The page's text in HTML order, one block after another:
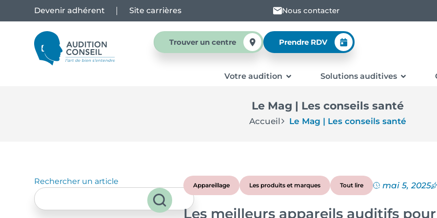
Devenir adhérent Site carrières Nous contacter
Trouver un centre Prendre RDV
Votre audition Solutions auditives
Le Mag | Les conseils santé
Accueil Le Mag | Les conseils santé
Rechercher un article Appareillage Les produits et marques Tout lire mai 5, 2025
Les meilleurs appareils auditifs